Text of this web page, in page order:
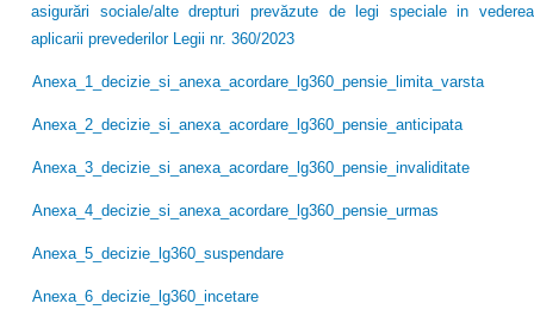
asigurări sociale/alte drepturi prevăzute de legi speciale in vederea
aplicarii prevederilor Legii nr. 360/2023
Anexa_1_decizie_si_anexa_acordare_lg360_pensie_limita_varsta
Anexa_2_decizie_si_anexa_acordare_lg360_pensie_anticipata
Anexa_3_decizie_si_anexa_acordare_lg360_pensie_invaliditate
Anexa_4_decizie_si_anexa_acordare_lg360_pensie_urmas
Anexa_5_decizie_lg360_suspendare
Anexa_6_decizie_lg360_incetare